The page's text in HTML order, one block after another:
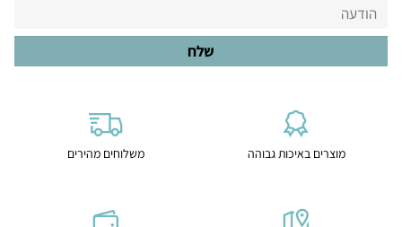
מוצרים באיכות גבוהה משלוחים מהירים